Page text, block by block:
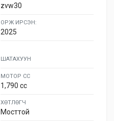
zvw30
ОРЖ ИРСЭН:
2025
ШАТАХУУН
МОТОР СС
1,790 cc
ХӨТЛӨГЧ
Мосттой